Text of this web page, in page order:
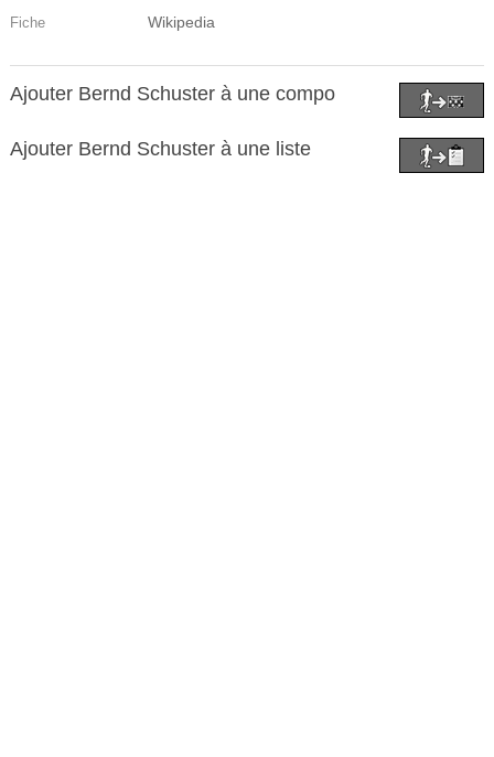
Fiche Wikipedia
Ajouter Bernd Schuster à une compo
Ajouter Bernd Schuster à une liste